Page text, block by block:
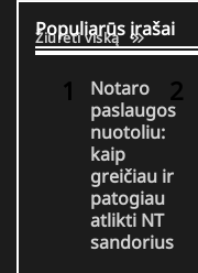
Populiarūs įrašai
Žiūrėti viską
Notaro
paslaugos
nuotoliu:
kaip
greičiau ir
patogiau
atlikti NT
sandorius